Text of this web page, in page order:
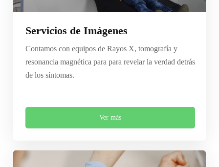
Servicios de Imágenes
Contamos con equipos de Rayos X, tomografía y
resonancia magnética para para revelar la verdad detrás
de los síntomas.
Ver más